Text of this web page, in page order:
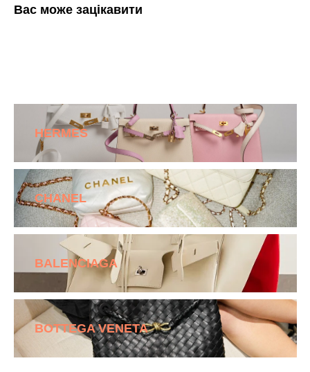
Вас може зацікавити
HERMES
CHANEL
BALENCIAGA
BOTTEGA VENETA